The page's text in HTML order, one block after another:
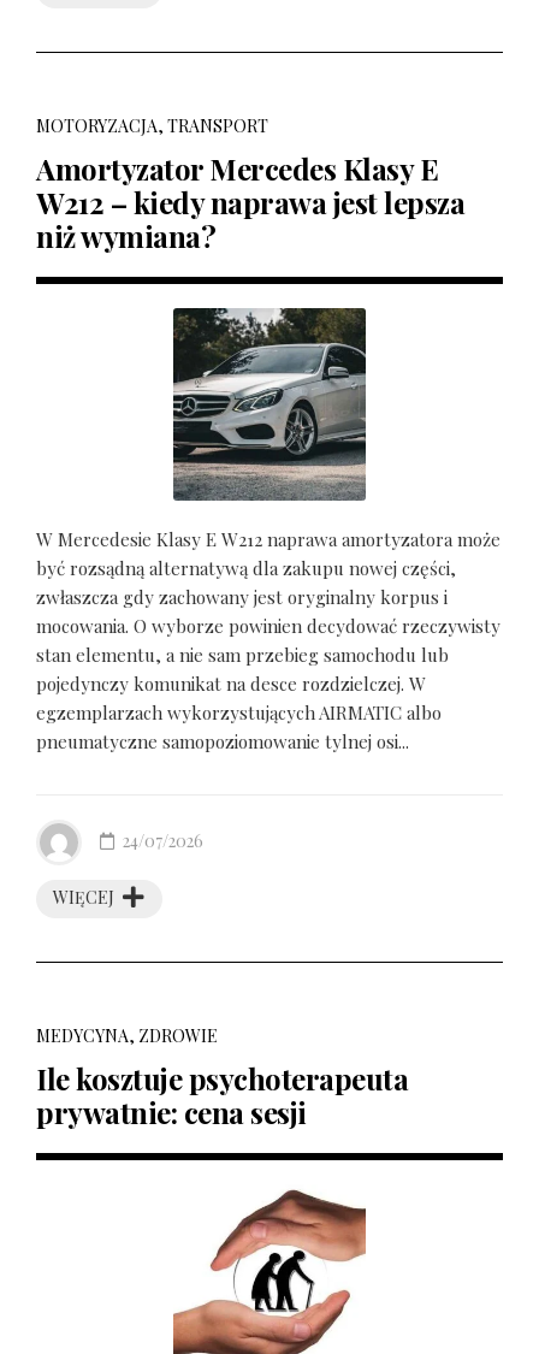
MOTORYZACJA, TRANSPORT
Amortyzator Mercedes Klasy E
W212 – kiedy naprawa jest lepsza
niż wymiana?
W Mercedesie Klasy E W212 naprawa amortyzatora może
być rozsądną alternatywą dla zakupu nowej części,
zwłaszcza gdy zachowany jest oryginalny korpus i
mocowania. O wyborze powinien decydować rzeczywisty
stan elementu, a nie sam przebieg samochodu lub
pojedynczy komunikat na desce rozdzielczej. W
egzemplarzach wykorzystujących AIRMATIC albo
pneumatyczne samopoziomowanie tylnej osi...
WIĘCEJ
24/07/2026
MEDYCYNA, ZDROWIE
Ile kosztuje psychoterapeuta
prywatnie: cena sesji